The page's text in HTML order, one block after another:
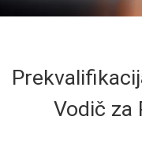
Vodič za